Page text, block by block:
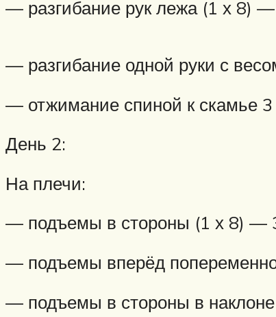
— разгибание рук лежа (1 х 8)
— разгибание одной руки с
— отжимание спиной к скамье 3
День 2:
На плечи:
— подъемы в стороны (1 х 8) —
— подъемы вперёд
— подъемы в стороны в